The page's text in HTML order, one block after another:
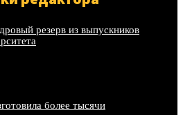
резерв из выпускников
более тысячи